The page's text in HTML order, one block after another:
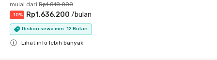
mulai dari Rp1.818.000
-10% Rp1.636.200 /bulan
Diskon sewa min. 12 Bulan
Lihat info lebih banyak